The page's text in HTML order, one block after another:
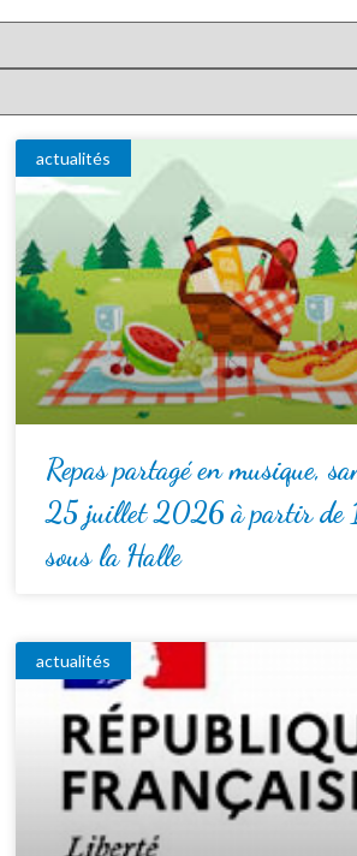
actualités
Repas partagé en musique,
25 juillet 2026 à partir de
sous la Halle
actualités